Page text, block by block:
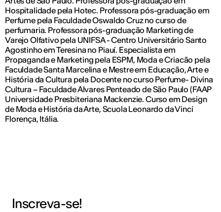
Hospitalidade pela Hotec. Professora pós-graduação em
Perfume pela Faculdade Oswaldo Cruz no curso de
perfumaria. Professora pós-graduação Marketing de
Varejo Olfativo pela UNIFSA - Centro Universitário Santo
Agostinho em Teresina no Piauí. Especialista em
Propaganda e Marketing pela ESPM, Moda e Criacão pela
Faculdade Santa Marcelina e Mestre em Educação, Arte e
História da Cultura pela Docente no curso Perfume- Divina
Cultura – Faculdade Alvares Penteado de São Paulo (FAAP
Universidade Presbiteriana Mackenzie. Curso em Design
de Moda e História da Arte, Scuola Leonardo da Vinci
Florença, Itália.
Inscreva-se!